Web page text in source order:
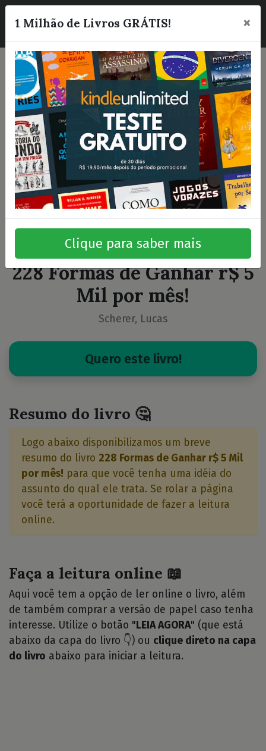
☰
228 Formas de Ganhar r$ 5
Mil por mês!
Scherer, Lucas
Quero este livro!
Resumo do livro 🤔
Logo abaixo disponibilizamos um breve
resumo do livro 228 Formas de Ganhar r$ 5 Mil
por mês! para que você tenha uma idéia do
assunto do qual ele trata. Se rolar a página
você terá a oportunidade de fazer a leitura
online.
Faça a leitura online 📖
Aqui você tem a opção de ler online o livro, além
de também comprar a versão de papel caso tenha
interesse. Utilize o botão " LEIA AGORA" (que está
abaixo da capa do livro 👇) ou clique direto na capa
do livro abaixo para iniciar a leitura.
1 Milhão de Livros GRÁTIS! ×
Clique para saber mais